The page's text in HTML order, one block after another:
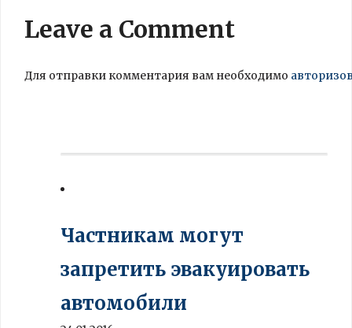
Leave a Comment
Для отправки комментария вам необходимо
Частникам могут
запретить эвакуировать
автомобили